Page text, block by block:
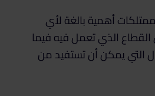
أهمية بالغة لأي
الذي تعمل فيه فيما
التي يمكن أن تستفيد من